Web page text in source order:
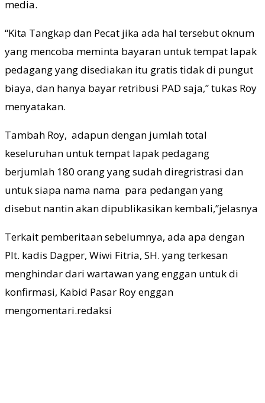
media.
“Kita Tangkap dan Pecat jika ada hal tersebut oknum
yang mencoba meminta bayaran untuk tempat lapak
pedagang yang disediakan itu gratis tidak di pungut
biaya, dan hanya bayar retribusi PAD saja,” tukas Roy
menyatakan.
Tambah Roy, adapun dengan jumlah total
keseluruhan untuk tempat lapak pedagang
berjumlah 180 orang yang sudah diregristrasi dan
untuk siapa nama nama para pedangan yang
disebut nantin akan dipublikasikan kembali,”jelasnya
Terkait pemberitaan sebelumnya, ada apa dengan
Plt. kadis Dagper, Wiwi Fitria, SH. yang terkesan
menghindar dari wartawan yang enggan untuk di
konfirmasi, Kabid Pasar Roy enggan
mengomentari.redaksi